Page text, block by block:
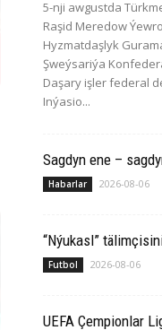
5-nji awgustda
Raşid Meredow
Hyzmatdaşlyk
Şweýsariýa
Daşary işler federal
Inýasio...
Sagdyn ene –
Habarlar 2026-08-06
“Nýukasl”
Futbol 2026-08-06
UEFA Çempionlar